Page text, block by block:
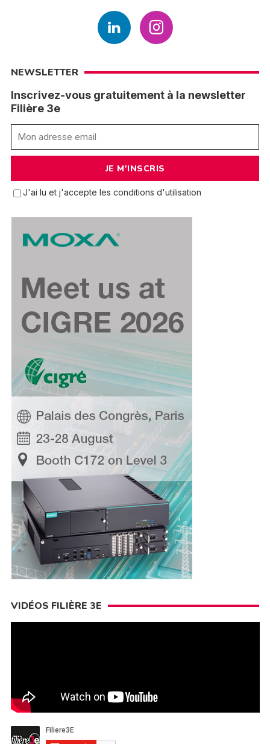
NEWSLETTER
Inscrivez-vous gratuitement à la newsletter
Filière 3e
J'ai lu et j'accepte les conditions d'utilisation
VIDÉOS FILIÈRE 3E